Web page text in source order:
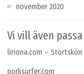
november 2020
Vi vill även
liriona.com – Störtskön
porksurfer.com